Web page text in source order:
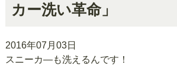
カー洗い革命」
2016年07月03日
スニーカ―も洗えるんです！